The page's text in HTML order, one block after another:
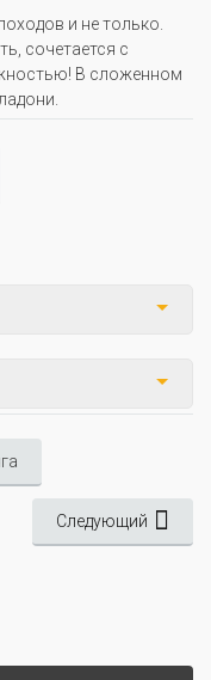
и не только.
сочетается с
В сложенном
Следующий